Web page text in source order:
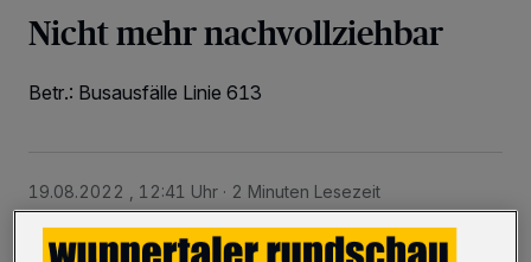
Nicht mehr nachvollziehbar
Betr.: Busausfälle Linie 613
19.08.2022 , 12:41 Uhr 2 Minuten Lesezeit